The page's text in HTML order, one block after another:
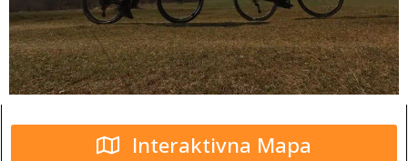
Interaktivna Mapa